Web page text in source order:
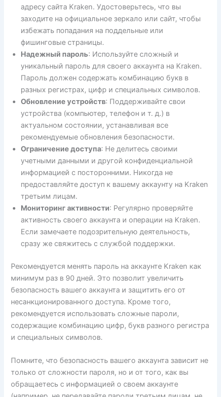
адресу сайта Kraken. Удостоверьтесь, что вы
заходите на официальное зеркало или сайт, чтобы
избежать попадания на поддельные или
фишинговые страницы.
Надежный пароль: Используйте сложный и
уникальный пароль для своего аккаунта на Kraken.
Пароль должен содержать комбинацию букв в
разных регистрах, цифр и специальных символов.
Обновление устройств: Поддерживайте свои
устройства (компьютер, телефон и т. д.) в
актуальном состоянии, устанавливая все
рекомендуемые обновления безопасности.
Ограничение доступа: Не делитесь своими
учетными данными и другой конфиденциальной
информацией с посторонними. Никогда не
предоставляйте доступ к вашему аккаунту на Kraken
третьим лицам.
Мониторинг активности: Регулярно проверяйте
активность своего аккаунта и операции на Kraken.
Если замечаете подозрительную деятельность,
сразу же свяжитесь с службой поддержки.
Рекомендуется менять пароль на аккаунте Kraken как
минимум раз в 90 дней. Это позволит увеличить
безопасность вашего аккаунта и защитить его от
несанкционированного доступа. Кроме того,
рекомендуется использовать сложные пароли,
содержащие комбинацию цифр, букв разного регистра
и специальных символов.
Помните, что безопасность вашего аккаунта зависит не
только от сложности пароля, но и от того, как вы
обращаетесь с информацией о своем аккаунте